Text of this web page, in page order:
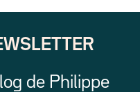
de Philippe